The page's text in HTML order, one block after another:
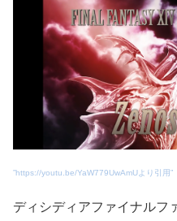
”https://youtu.be/YaW779UwAmUより引用”
ディシディアファイナルフ